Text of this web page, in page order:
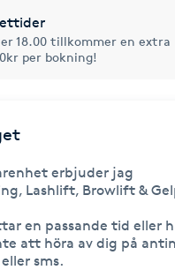
18.00 tillkommer en extra
per bokning!
Lashlift, Browlift &
en passande tid eller
att höra av dig på
sms.